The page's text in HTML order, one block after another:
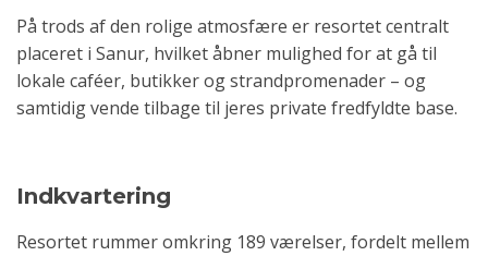
På trods af den rolige atmosfære er resortet centralt
placeret i Sanur, hvilket åbner mulighed for at gå til
lokale caféer, butikker og strandpromenader – og
samtidig vende tilbage til jeres private fredfyldte base.
Indkvartering
Resortet rummer omkring 189 værelser, fordelt mellem